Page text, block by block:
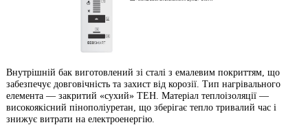
Внутрішній бак виготовлений зі сталі з емалевим покриттям, що
забезпечує довговічність та захист від корозії. Тип нагрівального
елемента — закритий «сухий» ТЕН. Матеріал теплоізоляції —
високоякісний пінополіуретан, що зберігає тепло тривалий час і
знижує витрати на електроенергію.